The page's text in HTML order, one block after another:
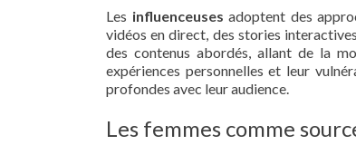
Les influenceuses adoptent des
vidéos en direct, des stories
des contenus abordés, allant de la
expériences personnelles et leur
profondes avec leur audience.
Les femmes comme